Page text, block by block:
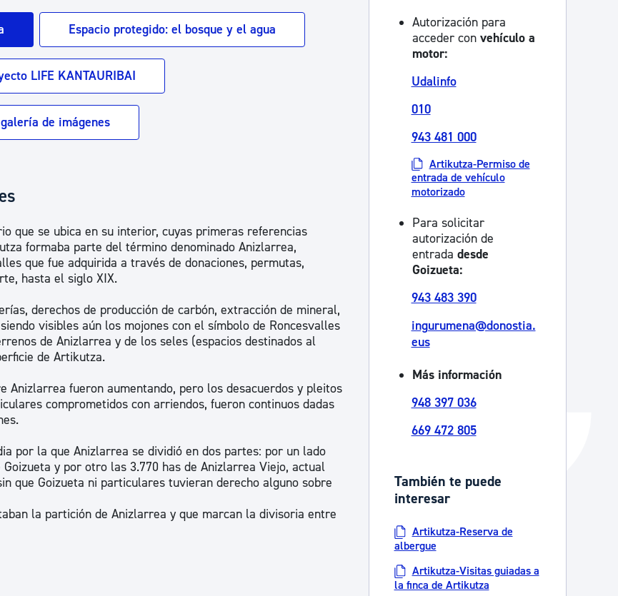
Cultura
Tablón de anuncios oficiales
Calendario fiscal
Catálogo de trámites
Ayuda a la tramitación
Espacio protegido: el bosque y el agua
LIFE KANTAURIBAI
de imágenes
que se ubica en su interior, cuyas primeras referencias
formaba parte del término denominado Anizlarrea,
que fue adquirida a través de donaciones, permutas,
hasta el siglo XIX.
derechos de producción de carbón, extracción de mineral,
visibles aún los mojones con el símbolo de Roncesvalles
de Anizlarrea y de los seles (espacios destinados al
de Artikutza.
Anizlarrea fueron aumentando, pero los desacuerdos y pleitos
comprometidos con arriendos, fueron continuos dadas
por la que Anizlarrea se dividió en dos partes: por un lado
y por otro las 3.770 has de Anizlarrea Viejo, actual
que Goizueta ni particulares tuvieran derecho alguno sobre
la partición de Anizlarrea y que marcan la divisoria entre
Autorización para
acceder convehículo a
motor:
Udalinfo
010
943 481 000
Artikutza-Permiso de
entrada de vehículo
motorizado
Para solicitar
autorización de
entrada desde
Goizueta:
943 483 390
ingurumena@donostia.
eus
Más información
948 397 036
669 472 805
También te puede
interesar
Artikutza-Reserva de
albergue
Artikutza-Visitas guiadas a
la finca de Artikutza